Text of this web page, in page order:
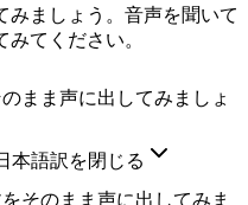
みましょう。音声を聞いて
てください。
まま声に出してみましょ
本語訳を閉じる
そのまま声に出してみま